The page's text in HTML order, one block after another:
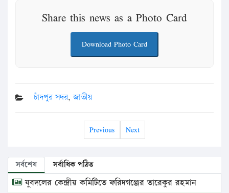
Share this news as a Photo Card
Download Photo Card
চাঁদপুর সদর,জাতীয়
Previous Next
সর্বশেষ সর্বাধিক পঠিত
যুবদলের কেন্দ্রীয় কমিটিতে ফরিদগঞ্জের তারেকুর রহমান